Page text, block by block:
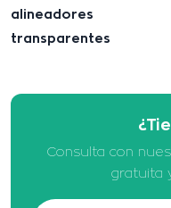
alineadores
transparentes
Consulta con
gratuita